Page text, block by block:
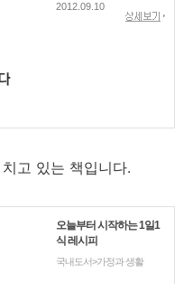
2012.09.10
고 있는 책입니다.
오늘부터 시작하는 1일1
식 레시피
국내도서>가정과 생활